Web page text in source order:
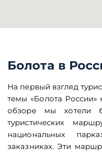
Болота в
На первый взгляд
темы «Болота
обзоре мы хотели
туристических
национальных
заказниках. Эти